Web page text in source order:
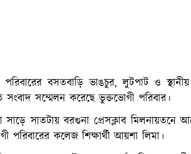
বসতবাড়ি ভাঙচুর, লুটপাট ও স্থানীয়
সংবাদ সম্মেলন করেছে ভুক্তভোগী পরিবার।
সাড়ে সাতটায় বরগুনা প্রেসক্লাব মিলনায়তনে
পরিবারের কলেজ শিক্ষার্থী আয়শা লিমা।